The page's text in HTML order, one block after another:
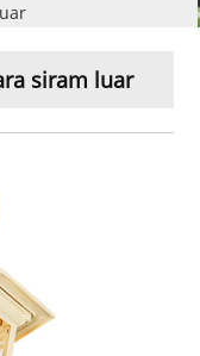
siram luar